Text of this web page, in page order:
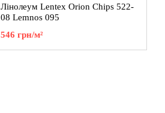
Лінолеум Lentex Orion Chips 522-
08 Lemnos 095
546 грн/м²